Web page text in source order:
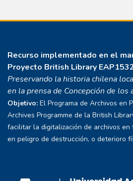
Recurso implementado en el
Proyecto British Library
Preservando la historia chilena
en la prensa de Concepción de los
Objetivo: El Programa de Archivos en
Archives Programme de la British
facilitar la digitalización de archivos
en peligro de destrucción, o deterioro